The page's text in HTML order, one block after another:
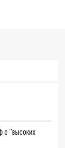
о "высоких